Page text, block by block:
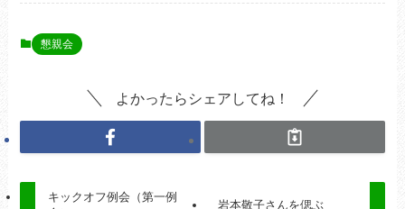
懇親会
よかったらシェアしてね！
キックオフ例会（第一例
岩本敬子さんを偲ぶ